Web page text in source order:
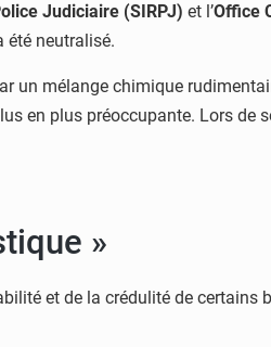
Judiciaire (SIRPJ) et l’Office
été neutralisé.
un mélange chimique
en plus préoccupante. Lors de
»
et de la crédulité de certains